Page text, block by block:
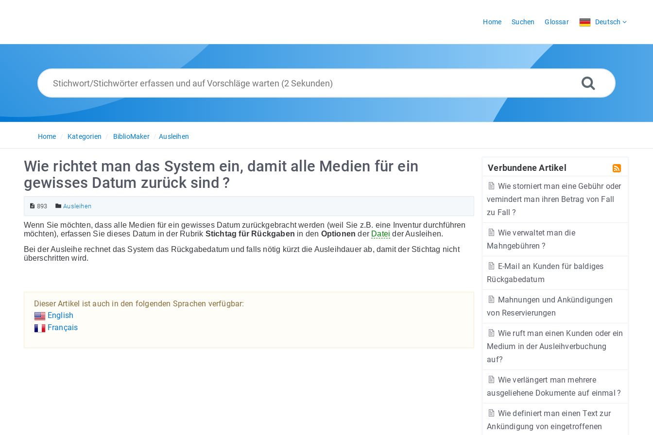
Home Suchen Glossar Deutsch
Home Kategorien BiblioMaker Ausleihen
Verbundene Artikel
Wie storniert man eine Gebühr oder
vemindert man ihren Betrag von Fall
zu Fall ?
Wie verwaltet man die
Mahngebühren ?
E-Mail an Kunden für baldiges
Rückgabedatum
Mahnungen und Ankündigungen
von Reservierungen
Wie ruft man einen Kunden oder ein
Medium in der Ausleihverbuchung
auf?
Wie verlängert man mehrere
ausgeliehene Dokumente auf einmal ?
Wie definiert man einen Text zur
Ankündigung von eingetroffenen
Wie richtet man das System ein, damit alle Medien für ein
gewisses Datum zurück sind ?
893 Ausleihen
Wenn Sie möchten, dass alle Medien für ein gewisses Datum zurückgebracht werden (weil Sie z.B. eine Inventur durchführen
möchten), erfassen Sie dieses Datum in der Rubrik Stichtag für Rückgaben in den Optionen der Datei der Ausleihen.
Bei der Ausleihe rechnet das System das Rückgabedatum und falls nötig kürzt die Ausleihdauer ab, damit der Stichtag nicht
überschritten wird.
Dieser Artikel ist auch in den folgenden Sprachen verfügbar:
English
Français